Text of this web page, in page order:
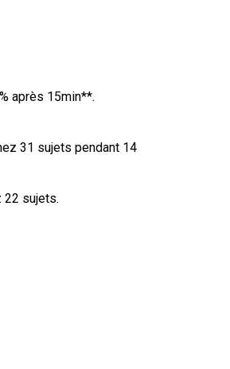
après 15min**.
31 sujets pendant 14
22 sujets.